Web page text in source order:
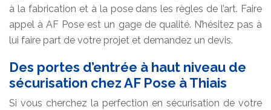
à la fabrication et à la pose dans les règles de l’art. Faire
appel à AF Pose est un gage de qualité. N’hésitez pas à
lui faire part de votre projet et demandez un devis.
Des portes d’entrée à haut niveau de
sécurisation chez AF Pose à Thiais
Si vous cherchez la perfection en sécurisation de votre